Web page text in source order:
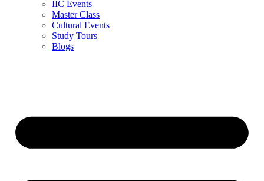
IIC Events
Master Class
Cultural Events
Study Tours
Blogs